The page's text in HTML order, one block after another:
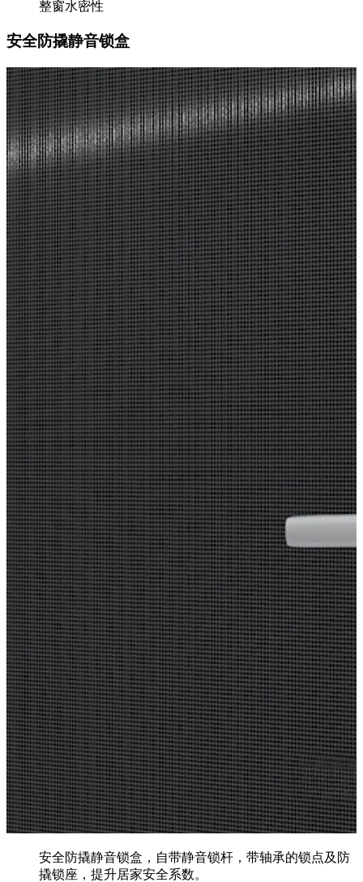
整窗水密性
安全防撬静音锁盒
安全防撬静音锁盒，自带静音锁杆，带轴承的锁点及防
撬锁座，提升居家安全系数。